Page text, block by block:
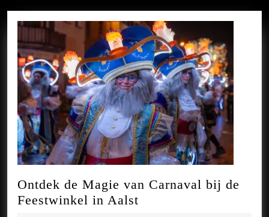
Ontdek de Magie van Carnaval bij de
Feestwinkel in Aalst